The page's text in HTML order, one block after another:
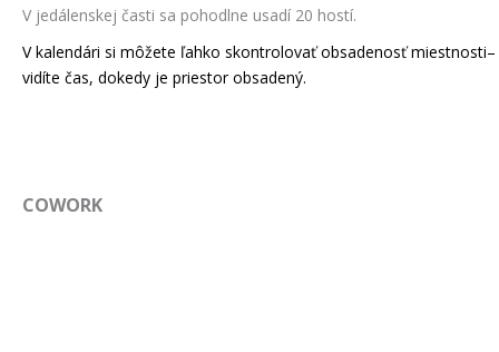
V jedálenskej časti sa pohodlne usadí 20 hostí.
V kalendári si môžete ľahko skontrolovať obsadenosť
vidíte čas, dokedy je priestor obsadený.
COWORK